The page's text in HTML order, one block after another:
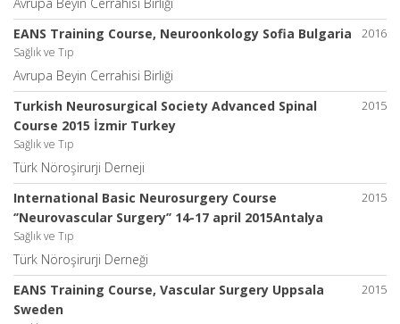
2016
EANS Training Course, Neuroonkology Sofia Bulgaria
Sağlık ve Tıp
Avrupa Beyin Cerrahisi Birliği
2015
Turkish Neurosurgical Society Advanced Spinal
Course 2015 İzmir Turkey
Sağlık ve Tıp
Türk Nöroşirurji Derneji
2015
International Basic Neurosurgery Course
‘’Neurovascular Surgery’’ 14-17 april 2015Antalya
Sağlık ve Tıp
Türk Nöroşirurji Derneği
2015
EANS Training Course, Vascular Surgery Uppsala
Sweden